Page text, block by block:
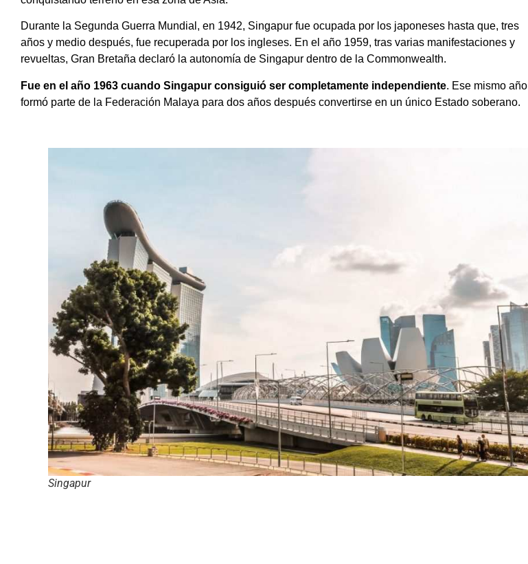
Durante la Segunda Guerra Mundial, en 1942, Singapur fue ocupada por los japoneses hasta que, tres
años y medio después, fue recuperada por los ingleses. En el año 1959, tras varias manifestaciones y
revueltas, Gran Bretaña declaró la autonomía de Singapur dentro de la Commonwealth.
Fue en el año 1963 cuando Singapur consiguió ser completamente independiente. Ese mismo año
formó parte de la Federación Malaya para dos años después convertirse en un único Estado soberano.
Singapur